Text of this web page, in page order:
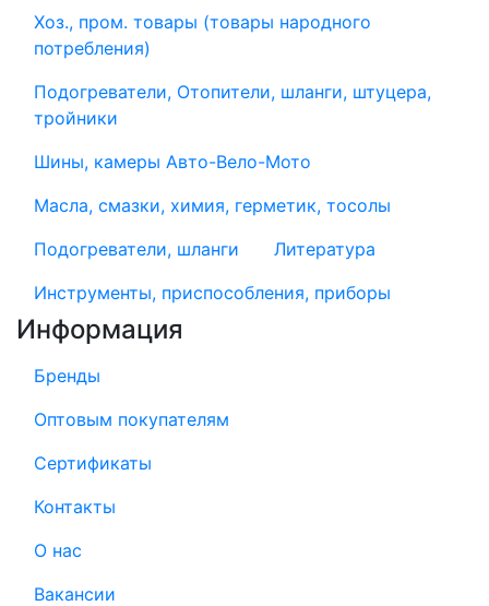
Хоз., пром. товары (товары народного
потребления)
Подогреватели, Отопители, шланги, штуцера,
тройники
Шины, камеры Авто-Вело-Мото
Масла, смазки, химия, герметик, тосолы
Подогреватели, шланги
Литература
Инструменты, приспособления, приборы
Информация
Бренды
Оптовым покупателям
Сертификаты
Контакты
О нас
Вакансии